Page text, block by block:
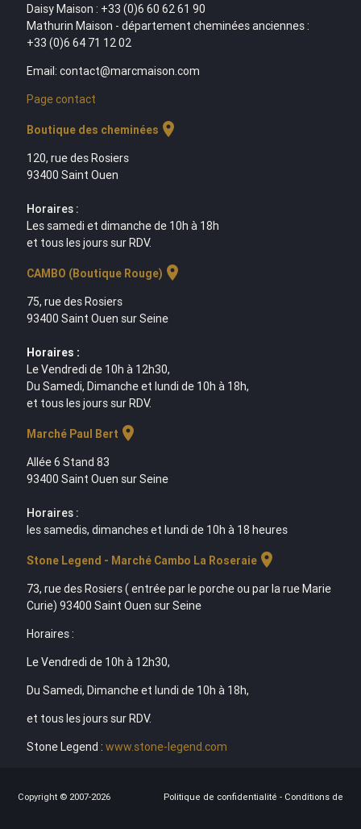
Daisy Maison : +33 (0)6 60 62 61 90
Mathurin Maison - département cheminées anciennes :
+33 (0)6 64 71 12 02
Email: contact@marcmaison.com
Page contact
Boutique des cheminées location_on
120, rue des Rosiers
93400 Saint Ouen
Horaires :
Les samedi et dimanche de 10h à 18h
et tous les jours sur RDV.
CAMBO (Boutique Rouge) location_on
75, rue des Rosiers
93400 Saint Ouen sur Seine
Horaires :
Le Vendredi de 10h à 12h30,
Du Samedi, Dimanche et lundi de 10h à 18h,
et tous les jours sur RDV.
Marché Paul Bert location_on
Allée 6 Stand 83
93400 Saint Ouen sur Seine
Horaires :
les samedis, dimanches et lundi de 10h à 18 heures
Stone Legend - Marché Cambo La Roseraielocation_on
73, rue des Rosiers ( entrée par le porche ou par la rue Marie
Curie) 93400 Saint Ouen sur Seine
Horaires :
Le Vendredi de 10h à 12h30,
Du Samedi, Dimanche et lundi de 10h à 18h,
et tous les jours sur RDV.
Stone Legend : www.stone-legend.com
Copyright © 2007-2026 Politique de confidentialité - Conditions de